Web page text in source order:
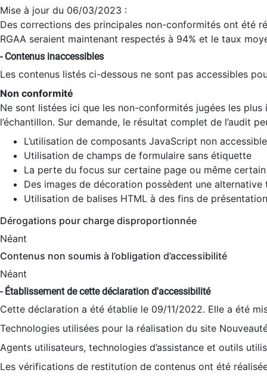
Mise à jour du 06/03/2023 :
Des corrections des principales non-conformités ont été
RGAA seraient maintenant respectés à 94% et le taux
- Contenus inaccessibles
Les contenus listés ci-dessous ne sont pas accessibles
Non conformité
Ne sont listées ici que les non-conformités jugées les
l’échantillon. Sur demande, le résultat complet de l’audit
L’utilisation de composants JavaScript non
Utilisation de champs de formulaire sans étiquette
La perte du focus sur certaine page ou même
Des images de décoration possèdent une alternative
Utilisation de balises HTML à des fins de
Dérogations pour charge disproportionnée
Néant
Contenus non soumis à l’obligation d’accessibilité
Néant
- Établissement de cette déclaration d'accessibilité
Cette déclaration a été établie le 09/11/2022. Elle a été
Technologies utilisées pour la réalisation du site
Agents utilisateurs, technologies d’assistance et outils
Les vérifications de restitution de contenus ont été